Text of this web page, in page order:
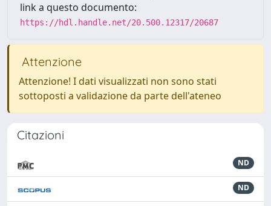
link a questo documento:
https://hdl.handle.net/20.500.12317/20687
Attenzione
Attenzione! I dati visualizzati non sono stati
sottoposti a validazione da parte dell'ateneo
Citazioni
ND
ND